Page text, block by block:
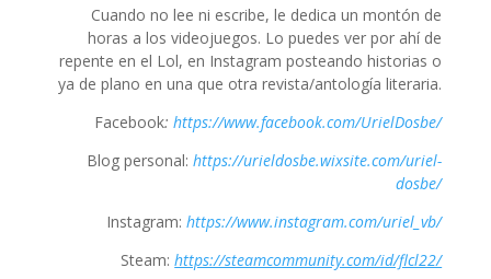
Cuando no lee ni escribe, le dedica un montón de
horas a los videojuegos. Lo puedes ver por ahí de
repente en el Lol, en Instagram posteando historias o
ya de plano en una que otra revista/antología literaria.
Facebook:https://www.facebook.com/UrielDosbe/
Blog personal:https://urieldosbe.wixsite.com/uriel-
dosbe/
Instagram:https://www.instagram.com/uriel_vb/
Steam:https://steamcommunity.com/id/flcl22/